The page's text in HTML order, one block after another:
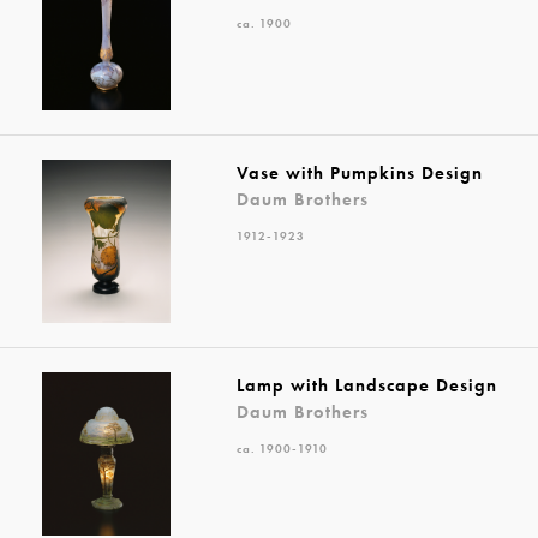
ca. 1900
Vase with Pumpkins Design
Daum Brothers
1912-1923
Lamp with Landscape Design
Daum Brothers
ca. 1900-1910